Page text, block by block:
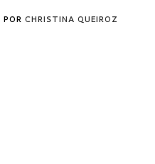
POR CHRISTINA QUEIROZ